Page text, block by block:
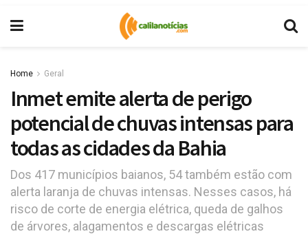
Home Geral
Inmet emite alerta de perigo
potencial de chuvas intensas para
todas as cidades da Bahia
Dos 417 municípios baianos, 54 também estão com
alerta laranja de chuvas intensas. Nesses casos, há
risco de corte de energia elétrica, queda de galhos
de árvores, alagamentos e descargas elétricas